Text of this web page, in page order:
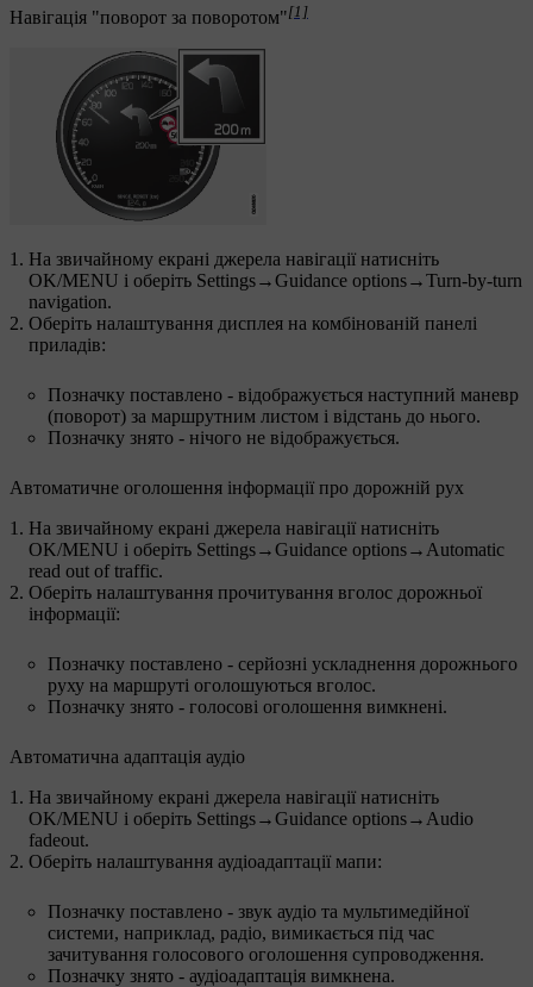
Навігація "поворот за поворотом"[1]
На звичайному екрані джерела навігації натисніть
OK/MENU і оберіть Settings→Guidance options→Turn-by-turn
navigation.
Оберіть налаштування дисплея на комбінованій панелі
приладів:
Позначку поставлено - відображується наступний маневр
(поворот) за маршрутним листом і відстань до нього.
Позначку знято - нічого не відображується.
Автоматичне оголошення інформації про дорожній рух
На звичайному екрані джерела навігації натисніть
OK/MENU і оберіть Settings→Guidance options→ Automatic
read out of traffic.
Оберіть налаштування прочитування вголос дорожньої
інформації:
Позначку поставлено - серйозні ускладнення дорожнього
руху на маршруті оголошуються вголос.
Позначку знято - голосові оголошення вимкнені.
Автоматична адаптація аудіо
На звичайному екрані джерела навігації натисніть
OK/MENU і оберіть Settings→Guidance options→ Audio
fadeout.
Оберіть налаштування аудіоадаптації мапи:
Позначку поставлено - звук аудіо та мультимедійної
системи, наприклад, радіо, вимикається під час
зачитування голосового оголошення супроводження.
Позначку знято - аудіоадаптація вимкнена.